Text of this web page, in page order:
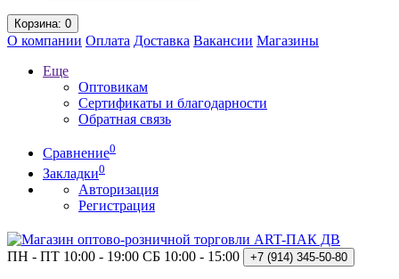
Корзина: 0
О компании Оплата Доставка Вакансии Магазины
Еще
Оптовикам
Сертификаты и благодарности
Обратная связь
Сравнение0
Закладки0
Авторизация
Регистрация
ПН - ПТ 10:00 - 19:00 СБ 10:00 - 15:00 +7 (914) 345-50-80